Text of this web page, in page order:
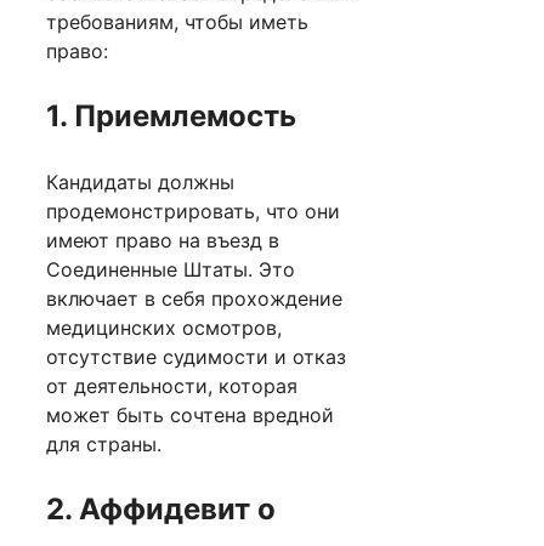
требованиям, чтобы иметь
право:
1. Приемлемость
Кандидаты должны
продемонстрировать, что они
имеют право на въезд в
Соединенные Штаты. Это
включает в себя прохождение
медицинских осмотров,
отсутствие судимости и отказ
от деятельности, которая
может быть сочтена вредной
для страны.
2. Аффидевит о